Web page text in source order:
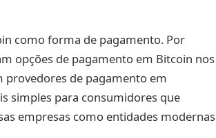
como forma de pagamento. Por
opções de pagamento em Bitcoin nos
provedores de pagamento em
simples para consumidores que
empresas como entidades modernas